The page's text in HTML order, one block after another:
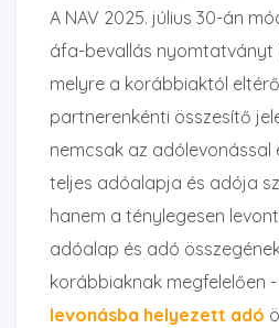
A NAV 2025. július 30-án
áfa-bevallás nyomtatványt
melyre a korábbiaktól
partnerenkénti összesítő
nemcsak az
teljes adóalapja és adója
hanem a ténylegesen
adóalap és adó
korábbiaknak megfelelően
levonásba helyezett adó